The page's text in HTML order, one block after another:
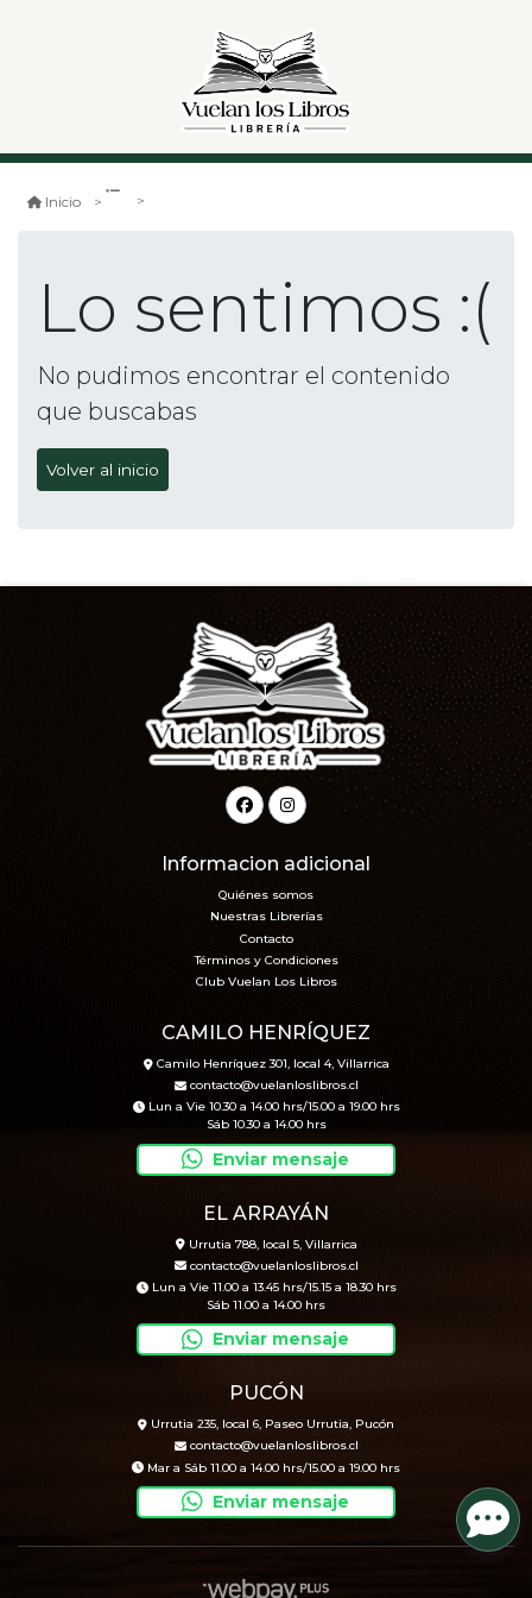
Inicio
Lo sentimos :(
No pudimos encontrar el contenido
que buscabas
Volver al inicio
Informacion adicional
Quiénes somos
Nuestras Librerías
Contacto
Términos y Condiciones
Club Vuelan Los Libros
CAMILO HENRÍQUEZ
Camilo Henríquez 301, local 4, Villarrica
contacto@vuelanloslibros.cl
Lun a Vie 10.30 a 14.00 hrs/15.00 a 19.00 hrs
Sáb 10.30 a 14.00 hrs
Enviar mensaje
EL ARRAYÁN
Urrutia 788, local 5, Villarrica
contacto@vuelanloslibros.cl
Lun a Vie 11.00 a 13.45 hrs/15.15 a 18.30 hrs
Sáb 11.00 a 14.00 hrs
Enviar mensaje
PUCÓN
Urrutia 235, local 6, Paseo Urrutia, Pucón
contacto@vuelanloslibros.cl
Mar a Sáb 11.00 a 14.00 hrs/15.00 a 19.00 hrs
Enviar mensaje